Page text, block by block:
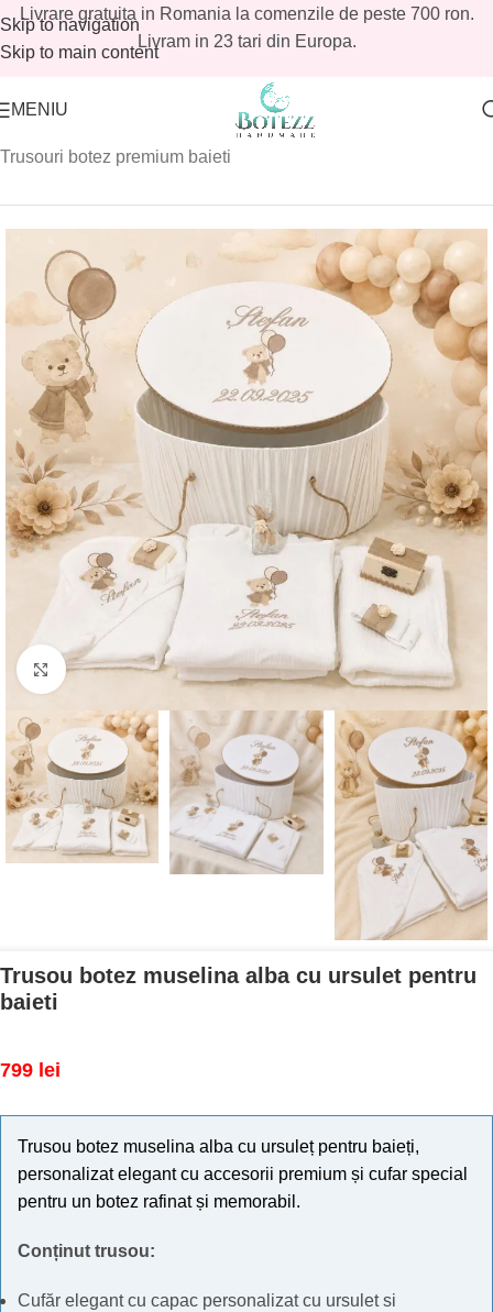
Skip to navigation
Skip to main content
Livrare gratuita in Romania la comenzile de peste 700 ron.
Livram in 23 tari din Europa.
MENIU
Trusouri botez baieti
Trusouri botez premium baieti
Mărește imaginea
Trusou botez muselina alba cu ursulet pentru
baieti
799 lei
Trusou botez muselina alba cu ursuleț pentru baieți,
personalizat elegant cu accesorii premium și cufar special
pentru un botez rafinat și memorabil.
Conținut trusou:
Cufăr elegant cu capac personalizat cu ursulet si